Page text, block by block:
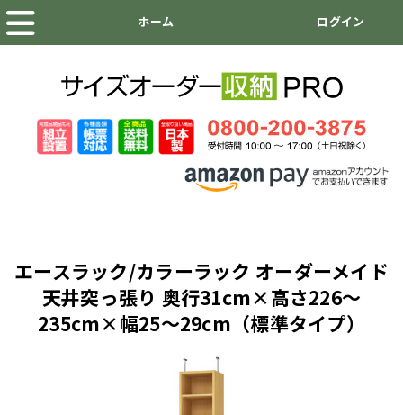
エースラック/カラーラック オーダーメイド
天井突っ張り 奥行31cm×高さ226～
235cm×幅25～29cm（標準タイプ）